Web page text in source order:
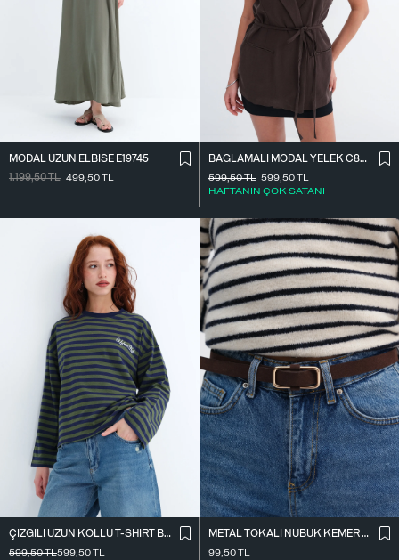
MODAL UZUN ELBISE E19745
1.199,50TL 499,50TL
BAĞLAMALI MODAL YELEK C8021
599,50TL
HAFTANIN ÇOK SATANI
599,50TL
ÇIZGILI UZUN KOLLU T-SHIRT B10644
599,50TL599,50TL
METAL TOKALI NUBUK KEMER K2004-1
99,50TL